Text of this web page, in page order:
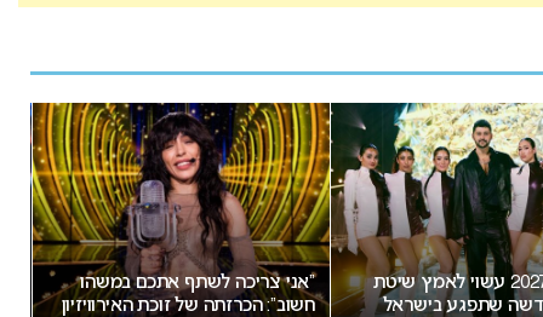
אירוויזיון 2027 עשוי לאמץ שיטת
שתפגע בישראל
“אני צריכה לשתף אתכם במשהו
חשוב”: הכרזתה של זוכת האירוויזיון